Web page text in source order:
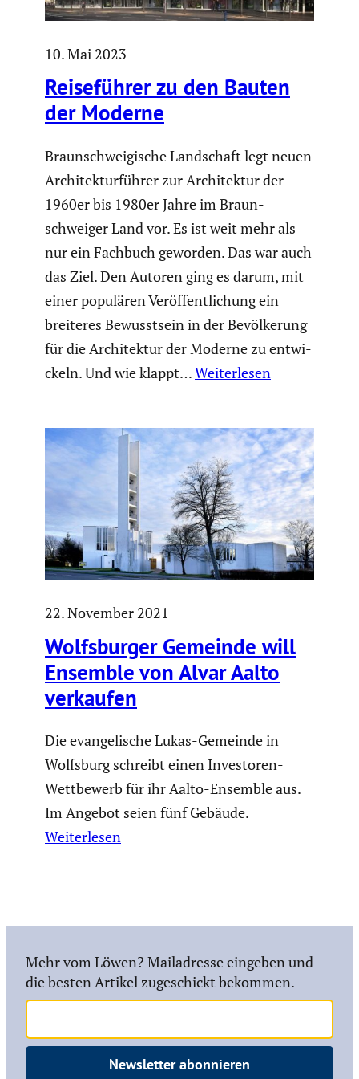
10. Mai 2023
Reise­führer zu den Bauten
der Moderne
Braun­schwei­gi­sche Landschaft legt neuen
Archi­tek­tur­führer zur Archi­tektur der
1960er bis 1980er Jahre im Braun­
schweiger Land vor. Es ist weit mehr als
nur ein Fachbuch geworden. Das war auch
das Ziel. Den Autoren ging es darum, mit
einer populären Veröf­fent­li­chung ein
breiteres Bewusst­sein in der Bevöl­ke­rung
für die Archi­tektur der Moderne zu entwi­
ckeln. Und wie klappt…Weiterlesen
22. November 2021
Wolfs­burger Gemeinde will
Ensemble von Alvar Aalto
verkaufen
Die evangelische Lukas-Gemeinde in
Wolfsburg schreibt einen Investoren-
Wettbewerb für ihr Aalto-Ensemble aus.
Im Angebot seien fünf Gebäude.
Weiterlesen
Mehr vom Löwen? Mailadresse eingeben und
die besten Artikel zugeschickt bekommen.
Newsletter abonnieren